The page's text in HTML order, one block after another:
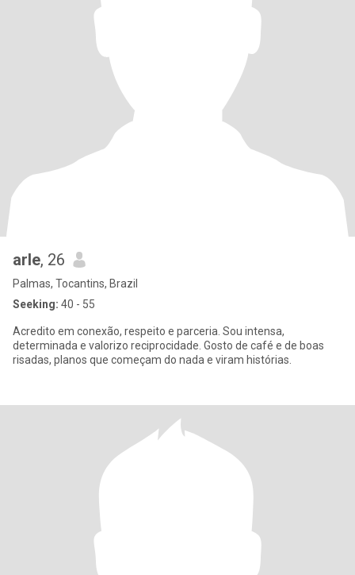
arle, 26
Palmas, Tocantins, Brazil
Seeking: 40 - 55
Acredito em conexão, respeito e parceria. Sou intensa,
determinada e valorizo reciprocidade. Gosto de café e de boas
risadas, planos que começam do nada e viram histórias.